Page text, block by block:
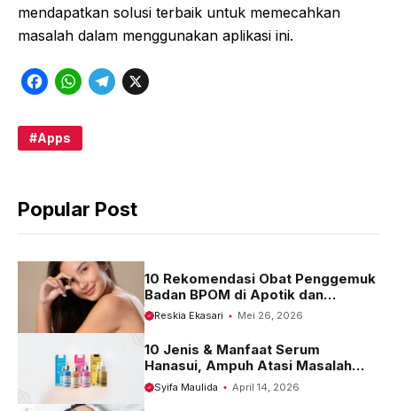
mendapatkan solusi terbaik untuk memecahkan
masalah dalam menggunakan aplikasi ini.
F
c
o
W
a
A
p
T
r
m
X
Apps
Popular Post
10 Rekomendasi Obat Penggemuk
Badan BPOM di Apotik dan
Harganya
Reskia Ekasari Mei 26, 2026
10 Jenis & Manfaat Serum
Hanasui, Ampuh Atasi Masalah
Kulit
Syifa Maulida April 14, 2026